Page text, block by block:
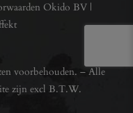
Okido BV |
voorbehouden. – Alle
zijn excl B.T.W.